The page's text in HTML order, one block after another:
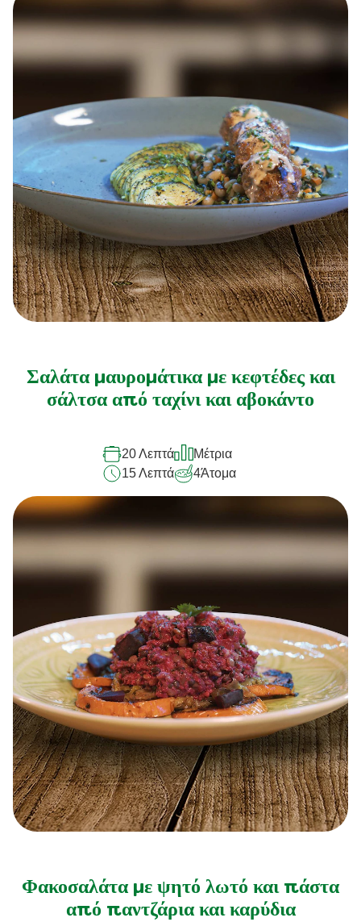
Σαλάτα μαυρομάτικα με κεφτέδες και
σάλτσα από ταχίνι και αβοκάντο
20 Λεπτά
Μέτρια
15 Λεπτά
4Άτομα
Φακοσαλάτα με ψητό λωτό και πάστα
από παντζάρια και καρύδια